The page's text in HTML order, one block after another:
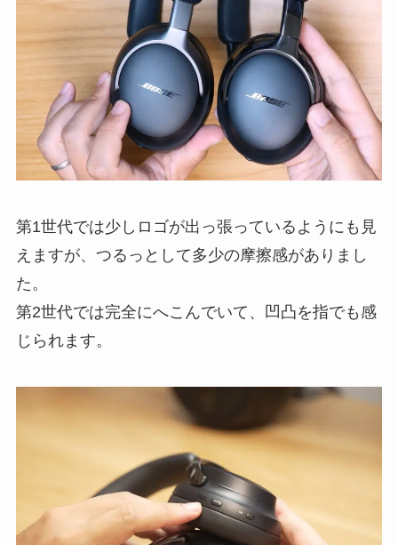
第1世代では少しロゴが出っ張っているようにも見
えますが、つるっとして多少の摩擦感がありまし
た。
第2世代では完全にへこんでいて、凹凸を指でも感
じられます。